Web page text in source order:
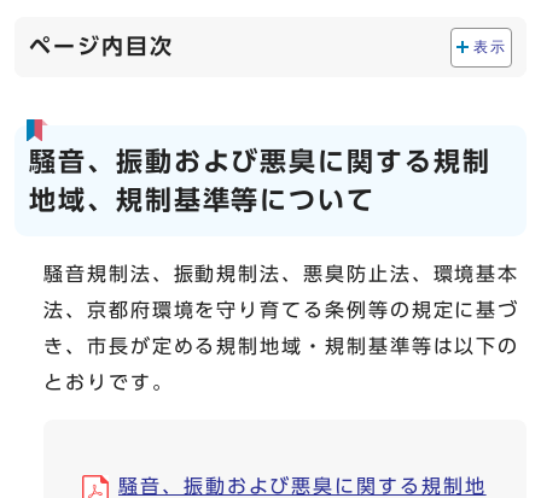
ページ内目次 表示
騒音、振動および悪臭に関する規制
地域、規制基準等について
騒音規制法、振動規制法、悪臭防止法、環境基本
法、京都府環境を守り育てる条例等の規定に基づ
き、市長が定める規制地域・規制基準等は以下の
とおりです。
騒音、振動および悪臭に関する規制地